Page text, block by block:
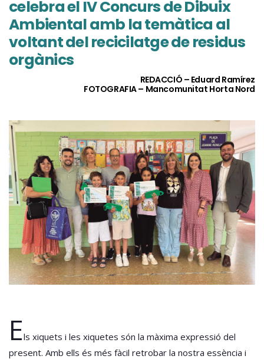
celebra el IV Concurs de Dibuix
Ambiental amb la temàtica al
voltant del recicilatge de residus
orgànics
REDACCIÓ – Eduard Ramírez
FOTOGRAFIA – Mancomunitat Horta Nord
Els xiquets i les xiquetes són la màxima expressió del
present. Amb ells és més fàcil retrobar la nostra essència i